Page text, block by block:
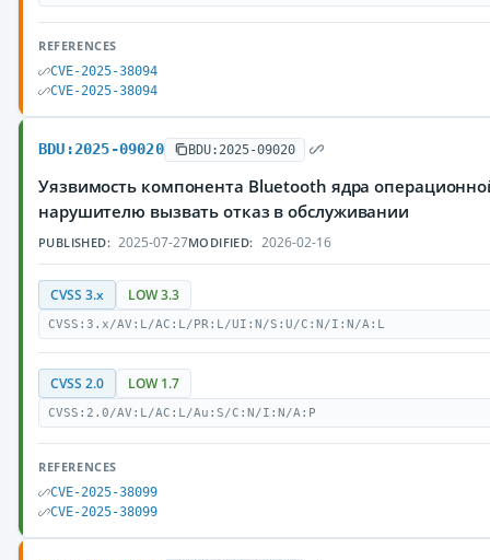
REFERENCES
CVE-2025-38094
CVE-2025-38094
BDU:2025-09020 BDU:2025-09020
Уязвимость компонента Bluetooth ядра
нарушителю вызвать отказ в обслуживании
PUBLISHED: 2025-07-27MODIFIED: 2026-02-16
CVSS 3.x LOW 3.3
CVSS:3.x/AV:L/AC:L/PR:L/UI:N/S:U/C:N/I:N/A:L
CVSS 2.0 LOW 1.7
CVSS:2.0/AV:L/AC:L/Au:S/C:N/I:N/A:P
REFERENCES
CVE-2025-38099
CVE-2025-38099